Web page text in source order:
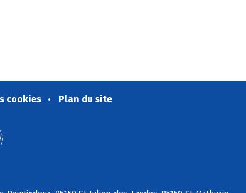
cookies Plan du site